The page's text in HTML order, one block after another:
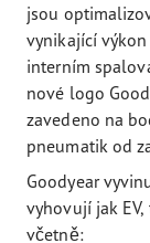
jsou
vynikající
interním
nové logo
zavedeno na
pneumatik od
Goodyear
vyhovují jak
včetně: